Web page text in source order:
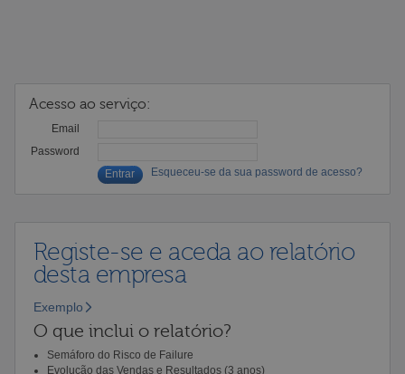
Acesso ao serviço:
Email
Password
Esqueceu-se da sua password de acesso?
Registe-se e aceda ao relatório
desta empresa
Exemplo
O que inclui o relatório?
Semáforo do Risco de Failure
Evolução das Vendas e Resultados (3 anos)